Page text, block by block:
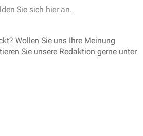
Sie sich hier an.
Wollen Sie uns Ihre Meinung
Sie unsere Redaktion gerne unter